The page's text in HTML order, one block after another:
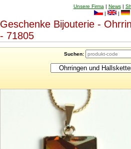
Unsere Firma | News|
|
|
Geschenke Bijouterie -
- 71805
Suchen: